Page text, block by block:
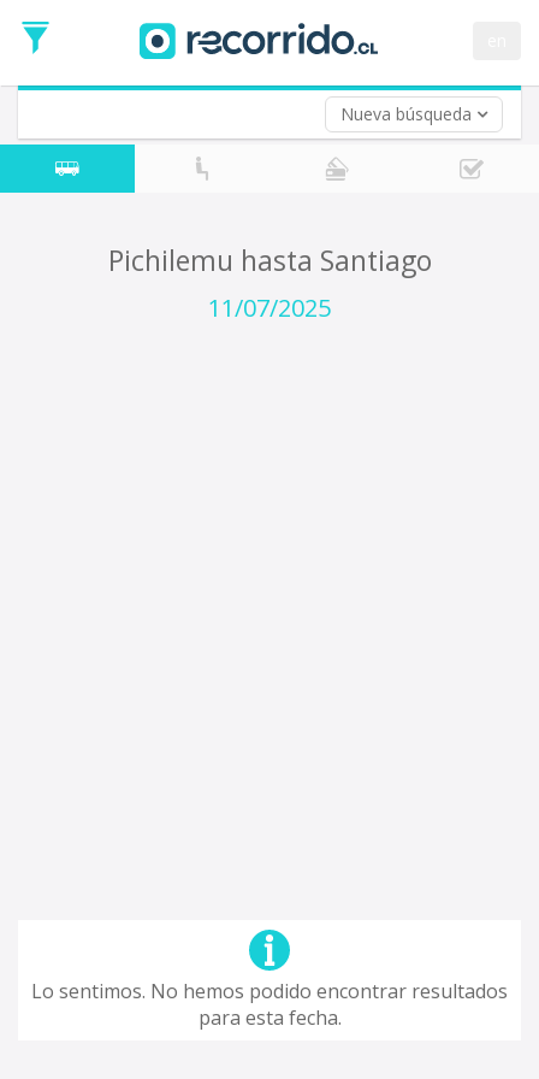
Nueva búsqueda
de
Ida
Vuelta (opcional)
Fecha
de
Pichilemu hasta Santiago
11/07/2025
Lo sentimos. No hemos podido encontrar resultados
para esta fecha.